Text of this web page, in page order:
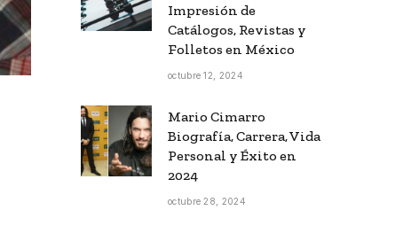
Impresión de
Catálogos, Revistas y
Folletos en México
octubre 12, 2024
Mario Cimarro
Biografía, Carrera, Vida
Personal y Éxito en
2024
octubre 28, 2024